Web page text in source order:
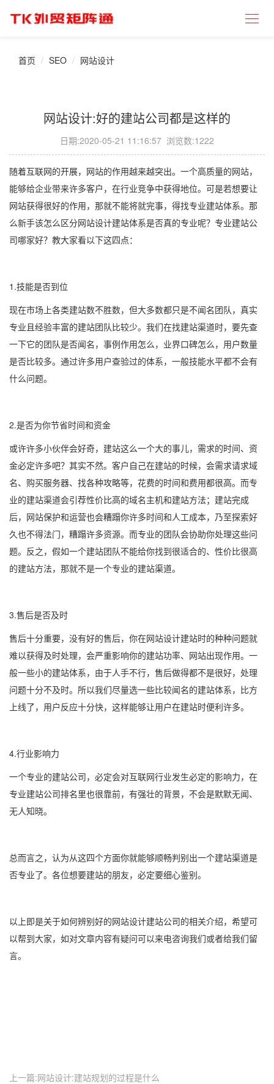
首页 SEO 网站设计
网站设计:好的建站公司都是这样的
日期:2020-05-21 11:16:57 浏览数:1222
随着互联网的开展，网站的作用越来越突出。一个高质量的网站，
能够给企业带来许多客户，在行业竞争中获得地位。可是若想要让
网站获得很好的作用，那就不能将就完事，得找专业建站体系。那
么新手该怎么区分网站设计建站体系是否真的专业呢？专业建站公
司哪家好？教大家看以下这四点：
1.技能是否到位
现在市场上各类建站数不胜数，但大多数都只是不闻名团队，真实
专业且经验丰富的建站团队比较少。我们在找建站渠道时，要先查
一下它的团队是否闻名，事例作用怎么，业界口碑怎么，用户数量
是否比较多。通过许多用户查验过的体系，一般技能水平都不会有
什么问题。
2.是否为你节省时间和资金
或许许多小伙伴会好奇，建站这么一个大的事儿，需求的时间、资
金必定许多吧？其实不然。客户自己在建站的时候，会需求请求域
名、购买服务器、找各种攻略等，花费的时间和费用都很高。而专
业的建站渠道会引荐性价比高的域名主机和建站方法；建站完成
后，网站保护和运营也会糟蹋你许多时间和人工成本，乃至探索好
久也不得法门，糟蹋许多资源。而专业的团队会协助你处理这些问
题。反之，假如一个建站团队不能给你找到很适合的、性价比很高
的建站方法，那就不是一个专业的建站渠道。
3.售后是否及时
售后十分重要，没有好的售后，你在网站设计建站时的种种问题就
难以获得及时处理，会严重影响你的建站功率、网站出现作用。一
般一些小的建站体系，由于人手不行，售后做得都不是很好，处理
问题十分不及时。所以我们尽量选一些比较闻名的建站体系，比方
上线了，用户反应十分快，这样能够让用户在建站时便利许多。
4.行业影响力
一个专业的建站公司，必定会对互联网行业发生必定的影响力，在
专业建站公司排名里也很靠前，有强壮的背景，不会是默默无闻、
无人知晓。
总而言之，认为从这四个方面你就能够顺畅判别出一个建站渠道是
否专业了。各位想要建站的朋友，必定要细心鉴别。
以上即是关于如何辨别好的网站设计建站公司的相关介绍，希望可
以帮到大家，如对文章内容有疑问可以来电咨询我们或者给我们留
言。
上一篇:网站设计:建站规划的过程是什么